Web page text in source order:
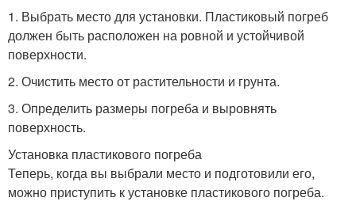
1. Выбрать место для установки. Пластиковый погреб
должен быть расположен на ровной и устойчивой
поверхности.
2. Очистить место от растительности и грунта.
3. Определить размеры погреба и выровнять
поверхность.
Установка пластикового погреба
Теперь, когда вы выбрали место и подготовили его,
можно приступить к установке пластикового погреба.